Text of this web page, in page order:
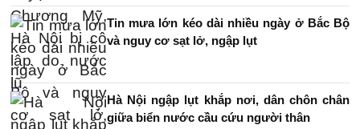
Tin mưa lớn kéo dài nhiều ngày ở Bắc Bộ
và nguy cơ sạt lở, ngập lụt
Hà Nội ngập lụt khắp nơi, dân chôn chân
giữa biển nước cầu cứu người thân